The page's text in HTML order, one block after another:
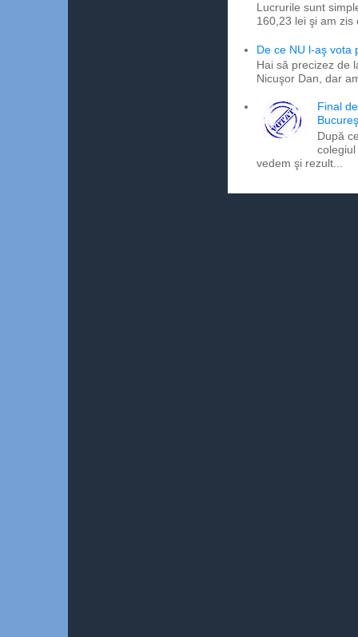
Lucrurile sunt
160,23 lei şi am
De ce NU l-aş vota
Hai să precizez de
Nicuşor Dan, dar
Final
După
vedem şi rezult...